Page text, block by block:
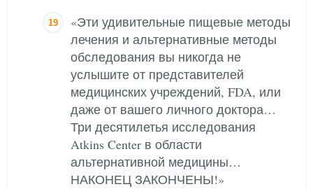
«Эти удивительные пищевые методы
лечения и альтернативные методы
обследования вы никогда не
услышите от представителей
медицинских учреждений, FDA, или
даже от вашего личного доктора…
Три десятилетья исследования
Atkins Center в области
альтернативной медицины…
НАКОНЕЦ ЗАКОНЧЕНЫ!»